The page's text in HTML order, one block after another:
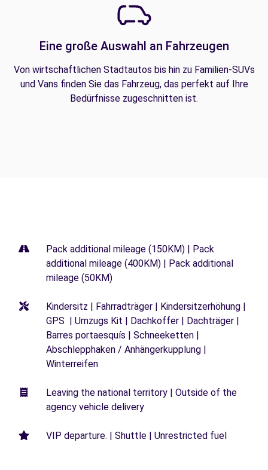
Eine große Auswahl an Fahrzeugen
Von wirtschaftlichen Stadtautos bis hin zu Familien-SUVs
und Vans finden Sie das Fahrzeug, das perfekt auf Ihre
Bedürfnisse zugeschnitten ist.
Pack additional mileage (150KM) | Pack
additional mileage (400KM) | Pack additional
mileage (50KM)
Kindersitz | Fahrradträger | Kindersitzerhöhung |
GPS | Umzugs Kit | Dachkoffer | Dachträger |
Barres portaesquís | Schneeketten |
Abschlepphaken / Anhängerkupplung |
Winterreifen
Leaving the national territory | Outside of the
agency vehicle delivery
VIP departure. | Shuttle | Unrestricted fuel